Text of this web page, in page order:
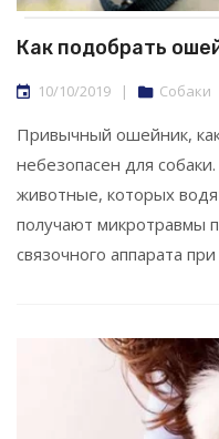
Как подобрать
10/10/2019 | Собаки
Привычный ошейник,
небезопасен для
животные, которых
получают микротравмы
связочного аппарата